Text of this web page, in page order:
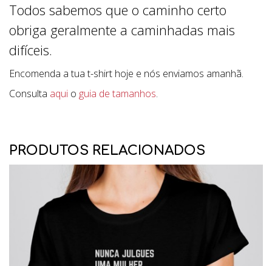
Todos sabemos que o caminho certo
obriga geralmente a caminhadas mais
difíceis.
Encomenda a tua t-shirt hoje e nós enviamos amanhã.
Consulta aqui o guia de tamanhos.
PRODUTOS RELACIONADOS